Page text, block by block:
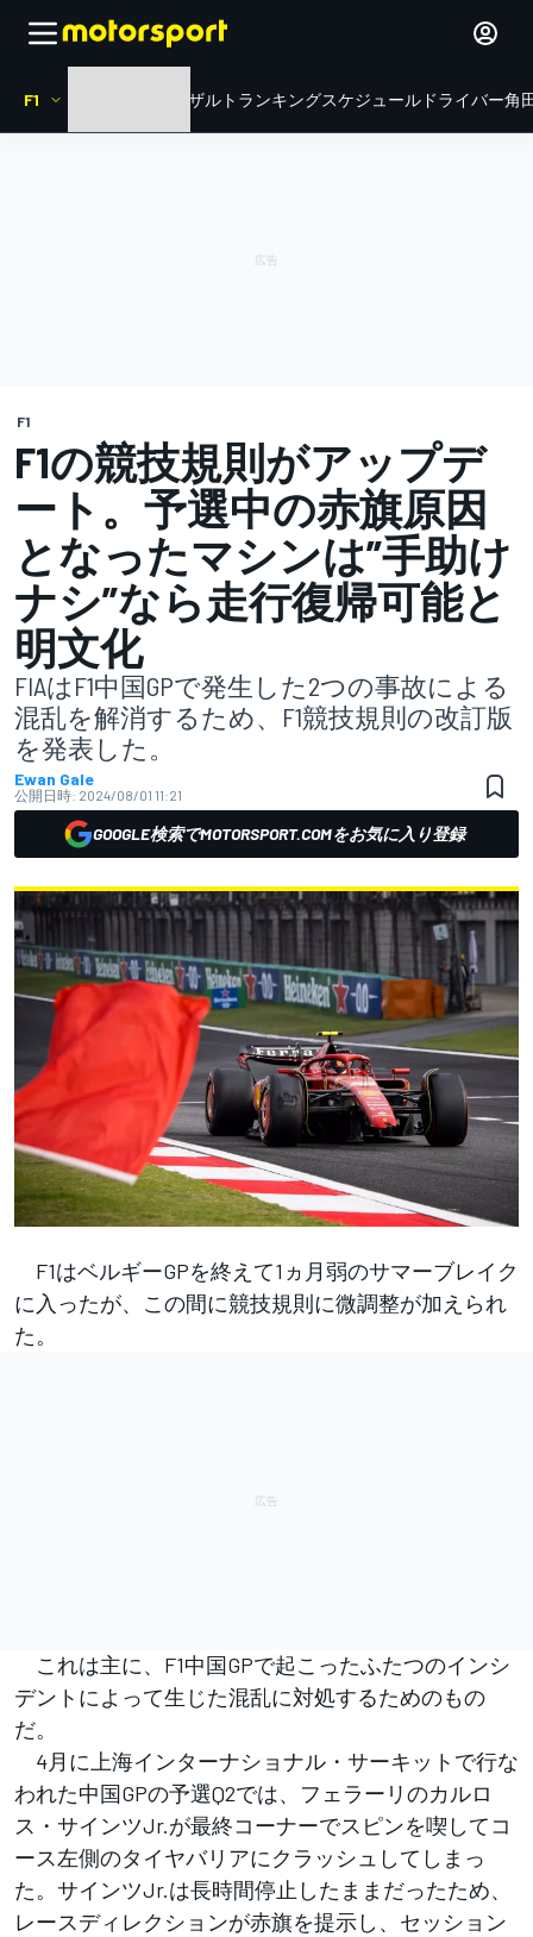
F1 リザルト ランキングスケジュール ドライバー角
F1
F1の競技規則がアップデ
ート。予選中の赤旗原因
となったマシンは”手助け
ナシ”なら走行復帰可能と
明文化
FIAはF1中国GPで発生した2つの事故による
混乱を解消するため、F1競技規則の改訂版
を発表した。
Ewan Gale
公開日時: 2024/08/01 11:21
GOOGLE検索でMOTORSPORT.COMをお気に入り登録
F1はベルギーGPを終えて1ヵ月弱のサマーブレイク
に入ったが、この間に競技規則に微調整が加えられ
た。
これは主に、F1中国GPで起こったふたつのインシ
デントによって生じた混乱に対処するためのもの
だ。
4月に上海インターナショナル・サーキットで行な
われた中国GPの予選Q2では、フェラーリのカルロ
ス・サインツJr.が最終コーナーでスピンを喫してコ
ース左側のタイヤバリアにクラッシュしてしまっ
た。サインツJr.は長時間停止したままだったため、
レースディレクションが赤旗を提示し、セッション